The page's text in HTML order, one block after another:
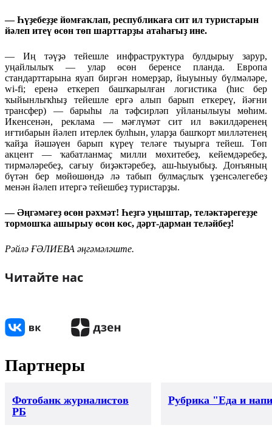
— Һүҙебеҙҙе йомғаҡлап, республикаға сит ил туристарын
йәлеп итеү өсөн төп шарттарҙы атаһағыҙ ине.
— Иң тәүҙә тейешле инфраструктура булдырыу зарур,
уңайлылыҡ — улар өсөн беренсе планда. Европа
стандарттарына яуап биргән номерҙар, йыуыныу бүлмәләре,
wi-fi; еренә еткереп башҡарылған логистика (һис бер
ҡыйынлыҡһыҙ тейешле ергә алып барып еткереү, йәғни
трансфер) — барыһы ла тәфсирләп уйланылыуы мөһим.
Икенсенән, реклама — мәғлүмәт сит ил вәкилдәренең
иғтибарын йәлеп итерлек булһын, уларҙа башҡорт милләтенең
ҡайҙа йәшәүен барып күреү теләге тыуырға тейеш. Төп
акцент — ҡабатланмаҫ милли мөхитебеҙ, кейемдәребеҙ,
тирмәләребеҙ, сағыу биҙәктәребеҙ, аш-һыуыбыҙ. Донъяның
бүтән бер мөйөшөндә лә табып булмаҫлыҡ үҙенсәлегебеҙ
менән йәлеп итергә тейешбеҙ туристарҙы.
— Әңгәмәгеҙ өсөн рәхмәт! Һеҙгә уңыштар, теләктәрегеҙҙе
тормошҡа ашырыу өсөн көс, дәрт-дарман теләйбеҙ!
Рәйлә ҒӘЛИЕВА әңгәмәләште.
Читайте нас
Партнеры
Фотобанк журналистов
РБ
Рубрика "Еда и